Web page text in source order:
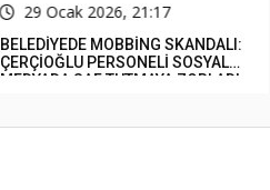
29 Ocak 2026, 21:17
BELEDİYEDE MOBBİNG SKANDALI:
ÇERÇİOĞLU PERSONELİ SOSYAL
MEDYADA SAF TUTMAYA ZORLADI